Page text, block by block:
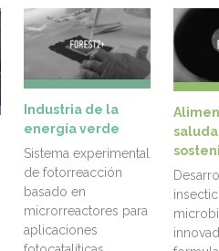
Industria de la
energía verde
Sistema experimental
de fotorreacción
basado en
microrreactores para
aplicaciones